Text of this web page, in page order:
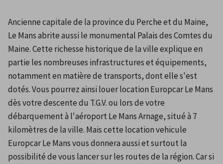
Ancienne capitale de la province du Perche et du Maine,
Le Mans abrite aussi le monumental Palais des Comtes du
Maine. Cette richesse historique de la ville explique en
partie les nombreuses infrastructures et équipements,
notamment en matière de transports, dont elle s'est
dotés. Vous pourrez ainsi louer location Europcar Le Mans
dès votre descente du T.G.V. ou lors de votre
débarquement à l'aéroport Le Mans Arnage, situé à 7
kilomètres de la ville. Mais cette location vehicule
Europcar Le Mans vous donnera aussi et surtout la
possibilité de vous lancer sur les routes de la région. Car si